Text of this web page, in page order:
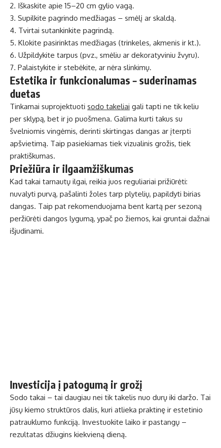
2. Iškaskite apie 15–20 cm gylio vagą.
3. Supilkite pagrindo medžiagas – smėlį ar skaldą.
4. Tvirtai sutankinkite pagrindą.
5. Klokite pasirinktas medžiagas (trinkeles, akmenis ir kt.).
6. Užpildykite tarpus (pvz., smėliu ar dekoratyviniu žvyru).
7. Palaistykite ir stebėkite, ar nėra slinkimų.
Estetika ir funkcionalumas – suderinamas
duetas
Tinkamai suprojektuoti sodo takeliai gali tapti ne tik keliu
per sklypą, bet ir jo puošmena. Galima kurti takus su
švelniomis vingėmis, derinti skirtingas dangas ar įterpti
apšvietimą. Taip pasiekiamas tiek vizualinis grožis, tiek
praktiškumas.
Priežiūra ir ilgaamžiškumas
Kad takai tarnautų ilgai, reikia juos reguliariai prižiūrėti:
nuvalyti purvą, pašalinti žoles tarp plytelių, papildyti birias
dangas. Taip pat rekomenduojama bent kartą per sezoną
peržiūrėti dangos lygumą, ypač po žiemos, kai gruntai dažnai
išjudinami.
Investicija į patogumą ir grožį
Sodo takai – tai daugiau nei tik takelis nuo durų iki daržo. Tai
jūsų kiemo struktūros dalis, kuri atlieka praktinę ir estetinio
patrauklumo funkciją. Investuokite laiko ir pastangų –
rezultatas džiugins kiekvieną dieną.